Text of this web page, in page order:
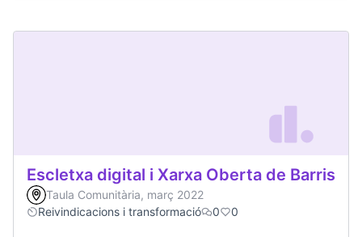
Escletxa digital i Xarxa Oberta de Barris
Taula Comunitària, març 2022
Reivindicacions i transformació
0 0